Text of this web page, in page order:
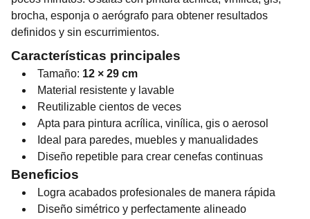
brocha, esponja o aerógrafo para obtener resultados
definidos y sin escurrimientos.
Características principales
Tamaño: 12 × 29 cm
Material resistente y lavable
Reutilizable cientos de veces
Apta para pintura acrílica, vinílica, gis o aerosol
Ideal para paredes, muebles y manualidades
Diseño repetible para crear cenefas continuas
Beneficios
Logra acabados profesionales de manera rápida
Diseño simétrico y perfectamente alineado